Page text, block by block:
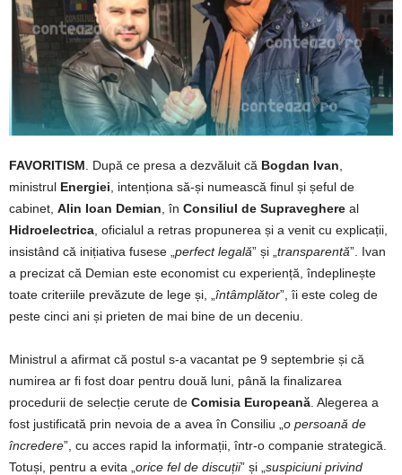
FAVORITISM . După ce presa a dezvăluit că Bogdan Ivan
ministrul Energiei , intenționa să-și numească finul și șeful de
cabinet, Alin Ioan Demian , în Consiliul de Supraveghere al
Hidroelectrica , oficialul a retras propunerea și a venit cu explicații,
insistând că inițiativa fusese „ perfect legală” și „ transparentă”. Ivan
a precizat că Demian este economist cu experiență, îndeplinește
toate criteriile prevăzute de lege și, „ întâmplător”, îi este coleg de
peste cinci ani și prieten de mai bine de un deceniu.
Ministrul a afirmat că postul s-a vacantat pe 9 septembrie și că
numirea ar fi fost doar pentru două luni, până la finalizarea
procedurii de selecție cerute de Comisia Europeană . Alegerea a
fost justificată prin nevoia de a avea în Consiliu „ o persoană de
încredere”, cu acces rapid la informații, într-o companie strategică.
Totuși, pentru a evita „ orice fel de discuții” și „ suspiciuni privind